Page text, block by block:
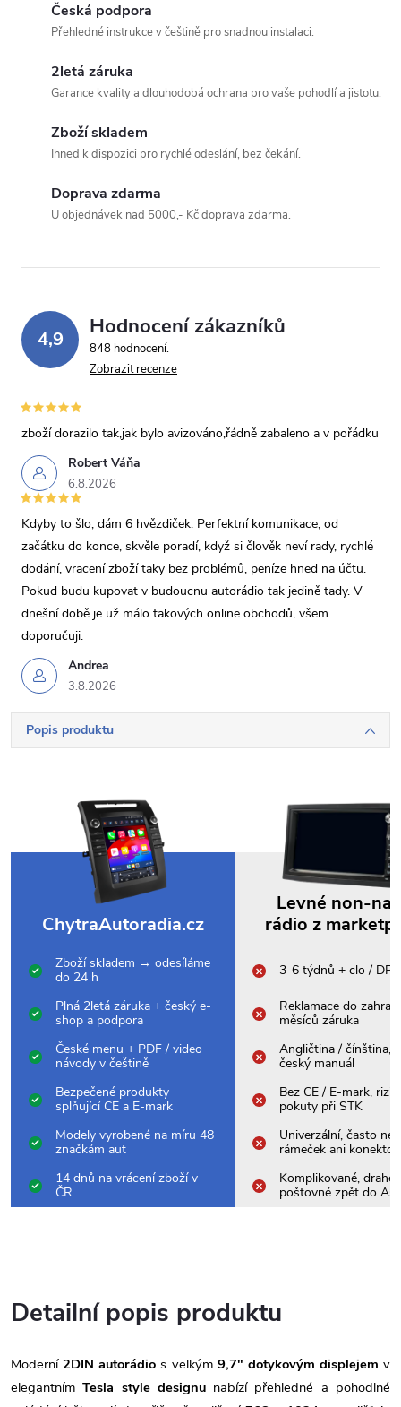
Odesláním souhlasíte sezpracováním osobních údajů
Česká podpora
Přehledné instrukce v češtině pro snadnou instalaci.
2letá záruka
Garance kvality a dlouhodobá ochrana pro vaše pohodlí a jistotu.
Zboží skladem
Ihned k dispozici pro rychlé odeslání, bez čekání.
Doprava zdarma
U objednávek nad 5000,- Kč doprava zdarma.
4,9 Hodnocení zákazníků
848 hodnocení
Zobrazit recenze
Robert Váňa
6.8.2026
zboží dorazilo tak,jak bylo avizováno,řádně zabaleno a v pořádku
Andrea
3.8.2026
Kdyby to šlo, dám 6 hvězdiček. Perfektní komunikace, od
začátku do konce, skvěle poradí, když si člověk neví rady, rychlé
dodání, vracení zboží taky bez problémů, peníze hned na účtu.
Pokud budu kupovat v budoucnu autorádio tak jedině tady. V
dnešní době je už málo takových online obchodů, všem
doporučuji.
Popis produktu
ChytraAutoradia.cz
Levné non-
rádio z
Zboží skladem → odesíláme
do 24 h
3-6 týdnů + clo /
Plná 2letá záruka + český e-
shop a podpora
Reklamace do
měsíců záruka
České menu + PDF / video
návody v češtině
Angličtina / čínština,
český manuál
Bezpečené produkty
splňující CE a E-mark
Bez CE / E-mark,
pokuty při STK
Modely vyrobené na míru 48
značkám aut
Univerzální, často
rámeček ani konektor
14 dnů na vrácení zboží v
ČR
Komplikované, drahé
poštovné zpět do
Detailní popis produktu
Moderní 2DIN autorádio s velkým 9,7" dotykovým displejem v
elegantnímTesla style designunabízí přehledné a pohodlné